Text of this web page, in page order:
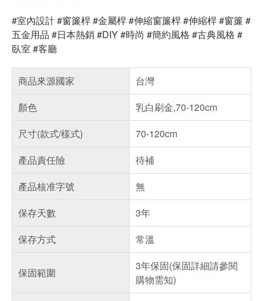
#室內設計 #窗簾桿 #金屬桿 #伸縮窗簾桿 #伸縮桿 #窗簾 #
五金用品 #日本熱銷 #DIY #時尚 #簡約風格 #古典風格 #
臥室 #客廳
商品來源國家
台灣
顏色
乳白刷金,70-120cm
尺寸(款式/樣式)
70-120cm
產品責任險
待補
產品核准字號
無
保存天數
3年
保存方式
常溫
保固範圍
3年保固(保固詳細請參閱
購物需知)